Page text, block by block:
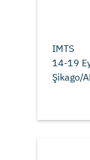
IMTS
14-19